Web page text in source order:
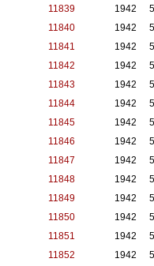
11839 1942
11840 1942
11841 1942
11842 1942
11843 1942
11844 1942
11845 1942
11846 1942
11847 1942
11848 1942
11849 1942
11850 1942
11851 1942
11852 1942